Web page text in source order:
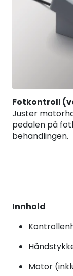
Fotkontroll
Juster
pedalen på
behandlingen.
Innhold
Motor